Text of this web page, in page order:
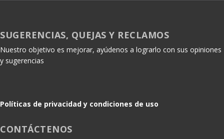
SUGERENCIAS, QUEJAS Y RECLAMOS
Nuestro objetivo es mejorar, ayúdenos a lograrlo con sus opiniones
y sugerencias
Políticas de privacidad y condiciones de uso
CONTÁCTENOS